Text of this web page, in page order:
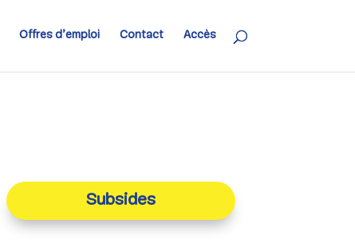
Offres d’emploi Contact Accès
Subsides